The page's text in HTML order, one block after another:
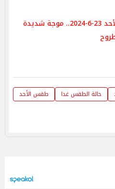
حالة الطقس غدًا الأحد 23-6-2024.. موجة شديدة
حالة الطقس غدا
طقس الأحد